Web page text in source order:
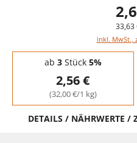
33,63
inkl. MwSt.,
Staffelpreise - Mengenrabatt
ab 3Stück 5%
2,56 €
(32,00 €/1 kg)
DETAILS / NÄHRWERTE /